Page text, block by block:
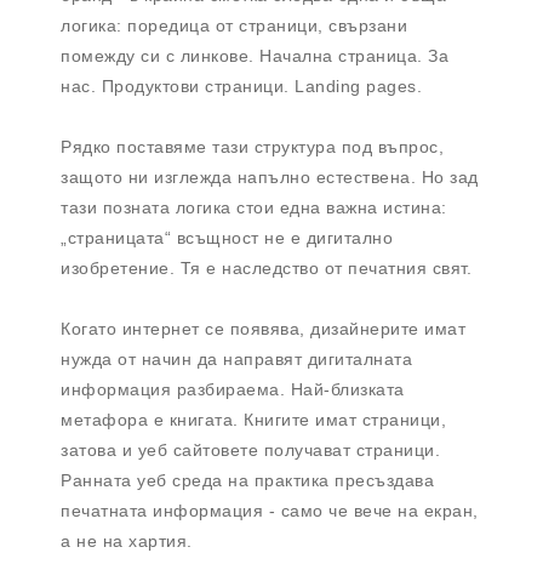
логика: поредица от страници, свързани
помежду си с линкове. Начална страница. За
нас. Продуктови страници. Landing pages.
Рядко поставяме тази структура под въпрос,
защото ни изглежда напълно естествена. Но зад
тази позната логика стои една важна истина:
„страницата“ всъщност не е дигитално
изобретение. Тя е наследство от печатния свят.
Когато интернет се появява, дизайнерите имат
нужда от начин да направят дигиталната
информация разбираема. Най-близката
метафора е книгата. Книгите имат страници,
затова и уеб сайтовете получават страници.
Ранната уеб среда на практика пресъздава
печатната информация - само че вече на екран,
а не на хартия.